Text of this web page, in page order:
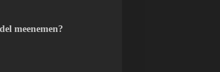
meenemen?